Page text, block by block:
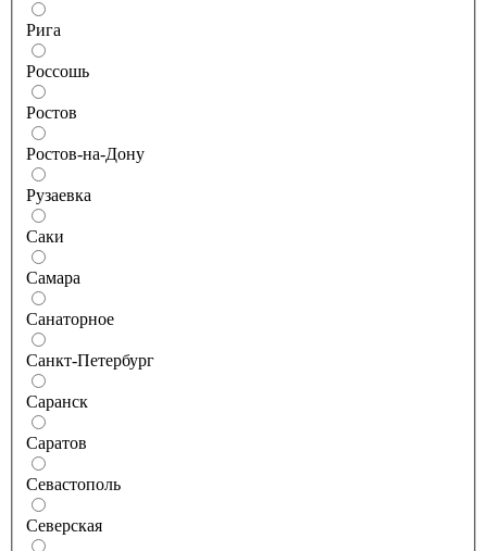
Рига
Россошь
Ростов
Ростов-на-Дону
Рузаевка
Саки
Самара
Санаторное
Санкт-Петербург
Саранск
Саратов
Севастополь
Северская